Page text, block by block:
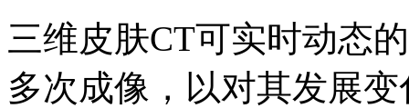
三维皮肤CT可实时动态
多次成像，以对其发展